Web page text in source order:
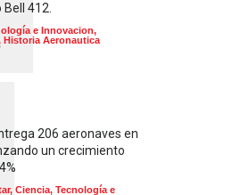
Bell 412.
e Innovacion,
Historia Aeronautica
206 aeronaves en
un crecimiento
, Ciencia, Tecnología e